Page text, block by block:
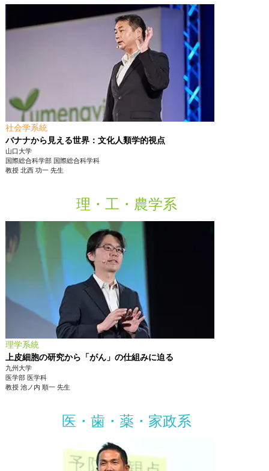
社会学系統
バナナから見える世界：文化人類学的視点
山口大学
国際総合科学部 国際総合科学科
教授 北西 功一先生
理・工・農学系
理学系統
上皮細胞の研究から「がん」の仕組みに迫る
九州大学
医学部 医学科
教授 池ノ内 順一先生
医・歯・薬・家政系